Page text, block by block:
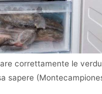
correttamente le
sapere